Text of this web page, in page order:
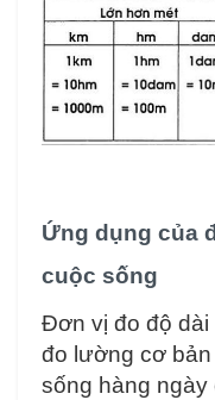
Ứng dụng của
cuộc sống
Đơn vị đo độ dài
đo lường cơ
sống hàng